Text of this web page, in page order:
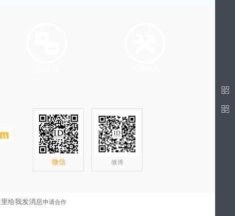
微信 微博
申请合作